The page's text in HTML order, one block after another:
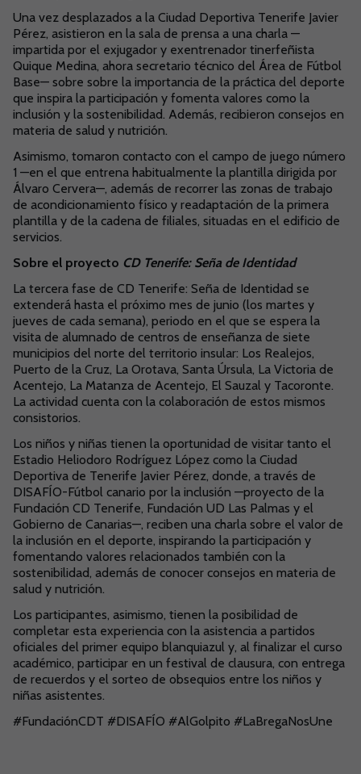
Una vez desplazados a la Ciudad Deportiva Tenerife Javier
Pérez, asistieron en la sala de prensa a una charla —
impartida por el exjugador y exentrenador tinerfeñista
Quique Medina, ahora secretario técnico del Área de Fútbol
Base— sobre sobre la importancia de la práctica del deporte
que inspira la participación y fomenta valores como la
inclusión y la sostenibilidad. Además, recibieron consejos en
materia de salud y nutrición.
Asimismo, tomaron contacto con el campo de juego número
1 —en el que entrena habitualmente la plantilla dirigida por
Álvaro Cervera—, además de recorrer las zonas de trabajo
de acondicionamiento físico y readaptación de la primera
plantilla y de la cadena de filiales, situadas en el edificio de
servicios.
Sobre el proyecto CD Tenerife: Seña de Identidad
La tercera fase de CD Tenerife: Seña de Identidad se
extenderá hasta el próximo mes de junio (los martes y
jueves de cada semana), periodo en el que se espera la
visita de alumnado de centros de enseñanza de siete
municipios del norte del territorio insular: Los Realejos,
Puerto de la Cruz, La Orotava, Santa Úrsula, La Victoria de
Acentejo, La Matanza de Acentejo, El Sauzal y Tacoronte.
La actividad cuenta con la colaboración de estos mismos
consistorios.
Los niños y niñas tienen la oportunidad de visitar tanto el
Estadio Heliodoro Rodríguez López como la Ciudad
Deportiva de Tenerife Javier Pérez, donde, a través de
DISAFÍO-Fútbol canario por la inclusión —proyecto de la
Fundación CD Tenerife, Fundación UD Las Palmas y el
Gobierno de Canarias—, reciben una charla sobre el valor de
la inclusión en el deporte, inspirando la participación y
fomentando valores relacionados también con la
sostenibilidad, además de conocer consejos en materia de
salud y nutrición.
Los participantes, asimismo, tienen la posibilidad de
completar esta experiencia con la asistencia a partidos
oficiales del primer equipo blanquiazul y, al finalizar el curso
académico, participar en un festival de clausura, con entrega
de recuerdos y el sorteo de obsequios entre los niños y
niñas asistentes.
#FundaciónCDT #DISAFÍO #AlGolpito #LaBregaNosUne